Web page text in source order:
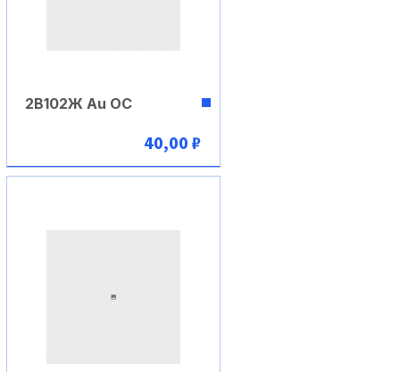
В корзину
2В102Ж Au ОС
40,00 ₽